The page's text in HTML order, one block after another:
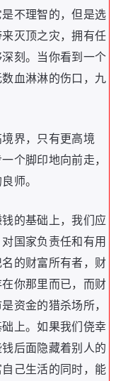
不理智的，但是选
灭顶之灾，拥有任
深刻。 当你看到一个
血淋淋的伤口 ， 九
界， 只有更高境
个脚印地向前走，
良师。
的基础上 ，我们应
对国家负责任和有用
的财富所有者， 财
你那里而已， 而财
是资金的猎杀场所，
础上。如果我们侥幸
后面隐藏着别人的
己生活的同时， 能